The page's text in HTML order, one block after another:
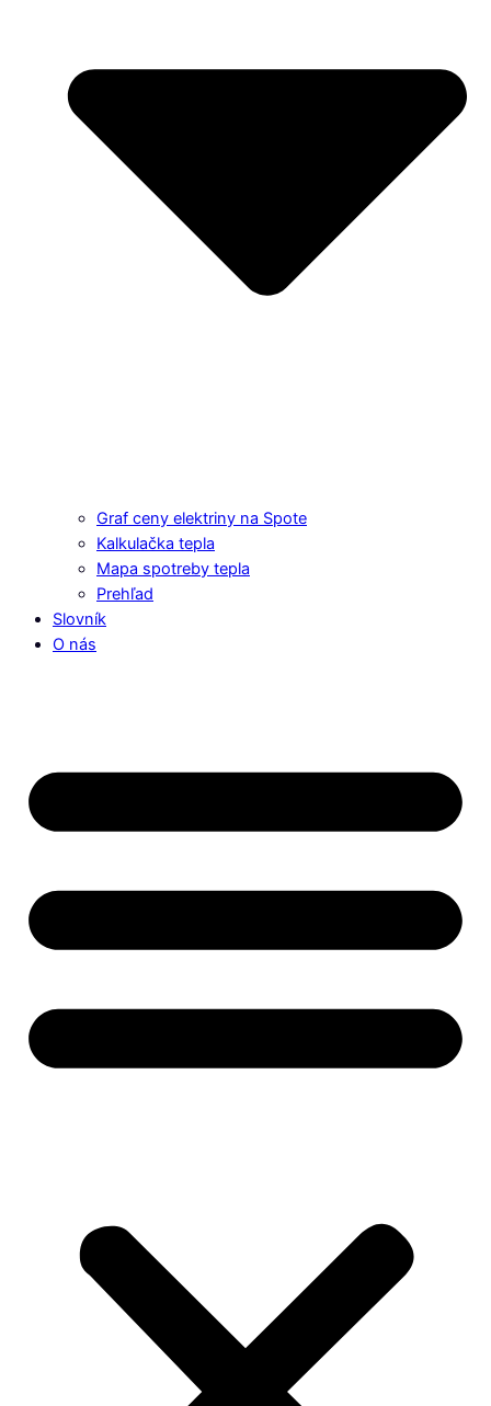
Graf ceny elektriny na Spote
Kalkulačka tepla
Mapa spotreby tepla
Prehľad
Slovník
O nás